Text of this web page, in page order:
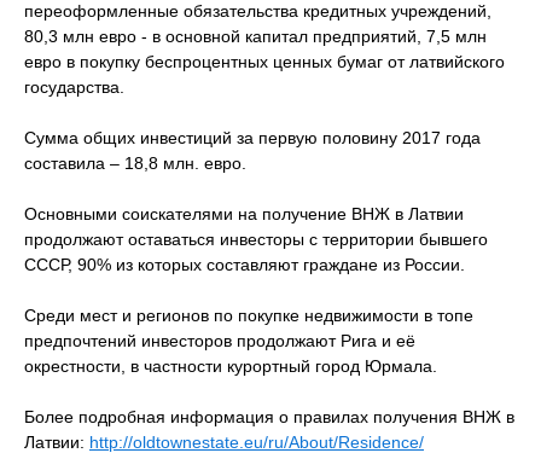
переоформленные обязательства кредитных учреждений,
80,3 млн евро - в основной капитал предприятий, 7,5 млн
евро в покупку беспроцентных ценных бумаг от латвийского
государства.
Сумма общих инвестиций за первую половину 2017 года
составила – 18,8 млн. евро.
Основными соискателями на получение ВНЖ в Латвии
продолжают оставаться инвесторы с территории бывшего
СССР, 90% из которых составляют граждане из России.
Среди мест и регионов по покупке недвижимости в топе
предпочтений инвесторов продолжают Рига и её
окрестности, в частности курортный город Юрмала.
Более подробная информация о правилах получения ВНЖ в
Латвии: http://oldtownestate.eu/ru/About/Residence/